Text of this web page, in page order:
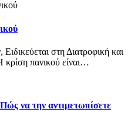
στη Διατροφική και
πανικού είναι…
να την αντιμετωπίσετε